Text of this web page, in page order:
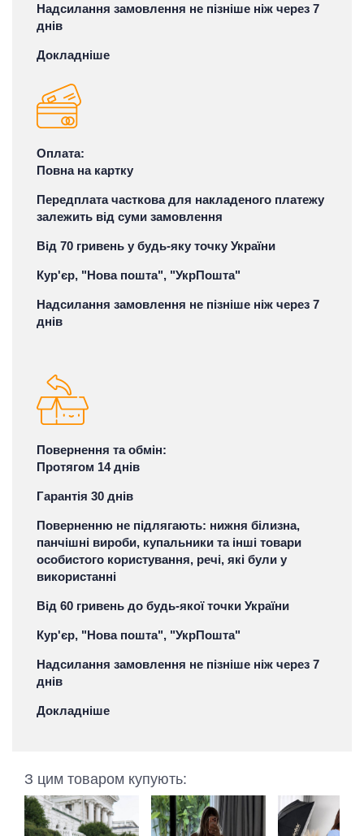
Надсилання замовлення не пізніше ніж через 7
днів
Докладніше
Оплата:
Повна на картку
Передплата часткова для накладеного платежу
залежить від суми замовлення
Від 70 гривень у будь-яку точку України
Кур'єр, "Нова пошта", "УкрПошта"
Надсилання замовлення не пізніше ніж через 7
днів
Повернення та обмін:
Протягом 14 днів
Гарантія 30 днів
Поверненню не підлягають: нижня білизна,
панчішні вироби, купальники та інші товари
особистого користування, речі, які були у
використанні
Від 60 гривень до будь-якої точки України
Кур'єр, "Нова пошта", "УкрПошта"
Надсилання замовлення не пізніше ніж через 7
днів
Докладніше
З цим товаром купують: